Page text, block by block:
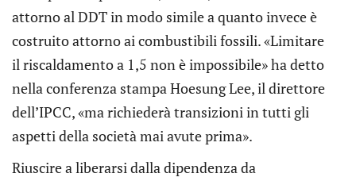
attorno al DDT in modo simile a quanto invece è
costruito attorno ai combustibili fossili. «Limitare
il riscaldamento a 1,5 non è impossibile» ha detto
nella conferenza stampa Hoesung Lee, il direttore
dell’IPCC, «ma richiederà transizioni in tutti gli
aspetti della società mai avute prima».
Riuscire a liberarsi dalla dipendenza da